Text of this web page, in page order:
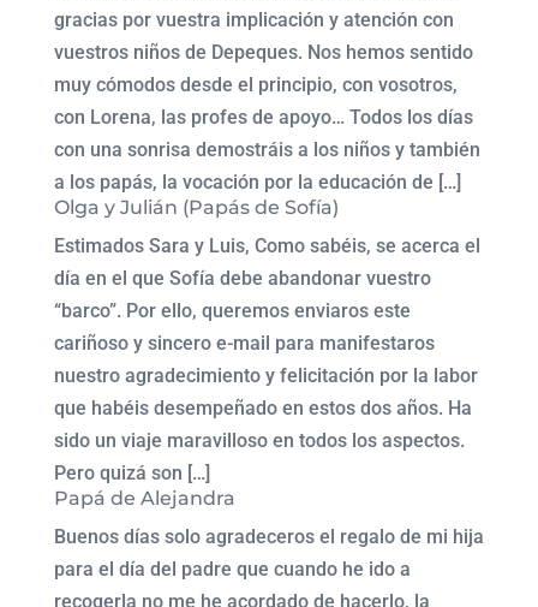
gracias por vuestra implicación y atención con
vuestros niños de Depeques. Nos hemos sentido
muy cómodos desde el principio, con vosotros,
con Lorena, las profes de apoyo… Todos los días
con una sonrisa demostráis a los niños y también
a los papás, la vocación por la educación de […]
Olga y Julián (Papás de Sofía)
Estimados Sara y Luis, Como sabéis, se acerca el
día en el que Sofía debe abandonar vuestro
“barco”. Por ello, queremos enviaros este
cariñoso y sincero e-mail para manifestaros
nuestro agradecimiento y felicitación por la labor
que habéis desempeñado en estos dos años. Ha
sido un viaje maravilloso en todos los aspectos.
Pero quizá son […]
Papá de Alejandra
Buenos días solo agradeceros el regalo de mi hija
para el día del padre que cuando he ido a
recogerla no me he acordado de hacerlo, la